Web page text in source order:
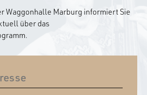
Waggonhalle Marburg informiert Sie
über das